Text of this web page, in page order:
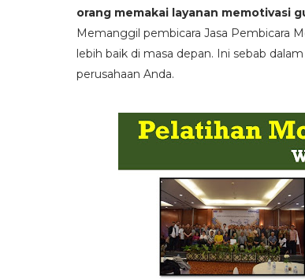
orang memakai layanan memotivasi
Memanggil pembicara Jasa Pembicara
lebih baik di masa depan. Ini sebab
perusahaan Anda.